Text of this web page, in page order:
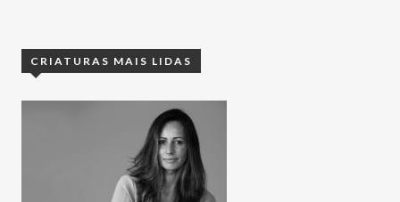
CRIATURAS MAIS LIDAS